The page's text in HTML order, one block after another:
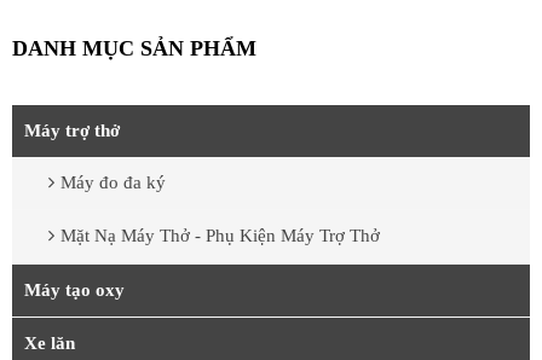
DANH MỤC SẢN PHẨM
Máy trợ thở
Máy đo đa ký
Mặt Nạ Máy Thở - Phụ Kiện Máy Trợ Thở
Máy tạo oxy
Xe lăn